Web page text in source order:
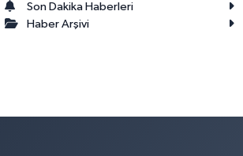
Son Dakika Haberleri
Haber Arşivi